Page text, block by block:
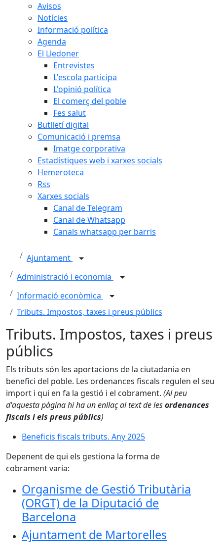
Avisos
Notícies
Informació política
Agenda
El Lledoner
Entrevistes
L'escola participa
L'opinió política
El comerç del poble
Fes salut
Butlletí digital
Comunicació i premsa
Imatge corporativa
Estadístiques web i xarxes socials
Hemeroteca
Rss
Xarxes socials
Canal de Telegram
Canal de Whatsapp
Canals whatsapp per barris
Ajuntament
Administració i economia
Informació econòmica
Tributs. Impostos, taxes i preus públics
Tributs. Impostos, taxes i preus
públics
Els tributs són les aportacions de la ciutadania en
benefici del poble. Les ordenances fiscals regulen el seu
import i qui en fa la gestió i el cobrament. (Al peu
d'aquesta pàgina hi ha un enllaç al text de lesordenances
fiscals i els preus públics)
Beneficis fiscals tributs. Any 2025
Depenent de qui els gestiona la forma de
cobrament varia:
Organisme de Gestió Tributària
(ORGT) de la Diputació de
Barcelona
Ajuntament de Martorelles